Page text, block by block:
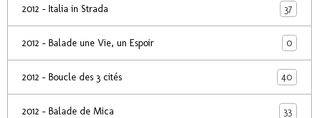
2012 - Italia in Strada 37
2012 - Balade une Vie, un Espoir 0
2012 - Boucle des 3 cités 40
2012 - Balade de Mica 33